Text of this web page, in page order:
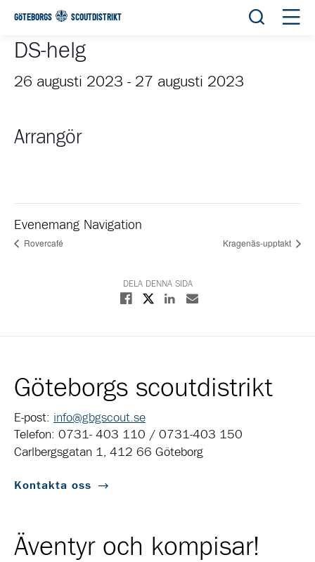
GÖTEBORGS SCOUTDISTRIKT Öppna
DS-helg
26 augusti 2023 - 27 augusti 2023
Arrangör
Evenemang Navigation
Rovercafé Kragenäs-upptakt
DELA DENNA SIDA
Dela på Facebook
Dela på XDela på Linkedin
Dela med E-post
Göteborgs scoutdistrikt
E-post: info@gbgscout.se
Telefon: 0731- 403 110 / 0731-403 150
Carlbergsgatan 1, 412 66 Göteborg
Kontakta oss
Äventyr och kompisar!